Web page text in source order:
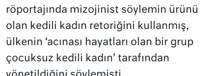
röportajında mizojinist söylemin ürünü
olan kedili kadın retoriğini kullanmış,
ülkenin ‘acınası hayatları olan bir grup
çocuksuz kedili kadın’ tarafından